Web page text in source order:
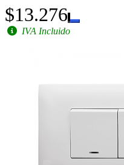
$13.276
IVA Incluido